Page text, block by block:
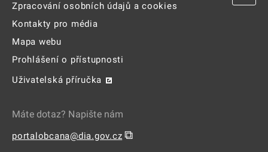
Zpracování osobních údajů a cookies
Kontakty pro média
Mapa webu
Prohlášení o přístupnosti
Uživatelská příručka
Máte dotaz? Napište nám
portalobcana@dia.gov.cz ⧉